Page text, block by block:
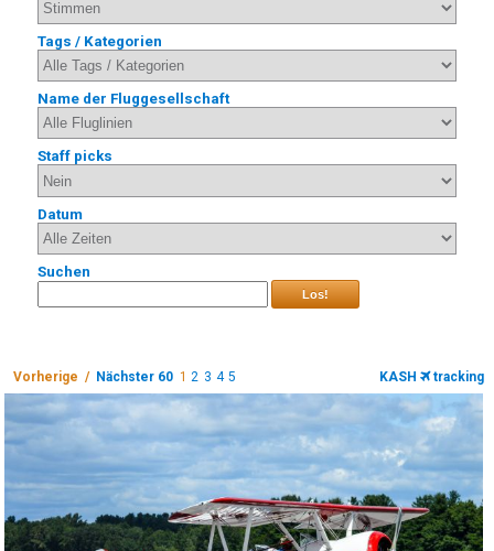
Tags / Kategorien
Name der Fluggesellschaft
Staff picks
Datum
Suchen
Los!
Vorherige / Nächster 60 1 2 3 4 5 KASH tracking